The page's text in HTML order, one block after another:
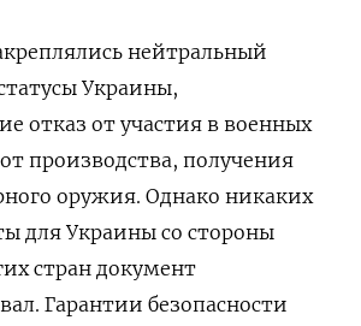
нейтральный
Украины,
отказ от участия в военных
производства, получения
оружия. Однако никаких
для Украины со стороны
стран документ
Гарантии безопасности